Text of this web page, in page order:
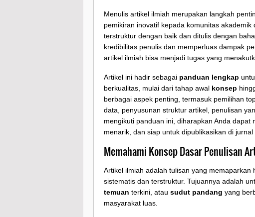
Menulis artikel ilmiah merupakan langkah
pemikiran inovatif kepada komunitas
terstruktur dengan baik dan ditulis dengan
kredibilitas penulis dan memperluas dampak
artikel ilmiah bisa menjadi tugas yang
Artikel ini hadir sebagai panduan lengkap
berkualitas, mulai dari tahap awal konsep
berbagai aspek penting, termasuk pemilihan
data, penyusunan struktur artikel, penulisan
mengikuti panduan ini, diharapkan Anda dapat
menarik, dan siap untuk dipublikasikan di jurnal
Memahami Konsep Dasar Penulisan
Artikel ilmiah adalah tulisan yang memaparkan
sistematis dan terstruktur. Tujuannya adalah
temuan terkini, atau sudut pandang yang
masyarakat luas.